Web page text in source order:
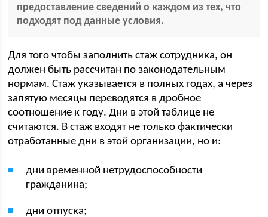
предоставление сведений о каждом из тех, что
подходят под данные условия.
Для того чтобы заполнить стаж сотрудника, он
должен быть рассчитан по законодательным
нормам. Стаж указывается в полных годах, а через
запятую месяцы переводятся в дробное
соотношение к году. Дни в этой таблице не
считаются. В стаж входят не только фактически
отработанные дни в этой организации, но и:
дни временной нетрудоспособности
гражданина;
дни отпуска;